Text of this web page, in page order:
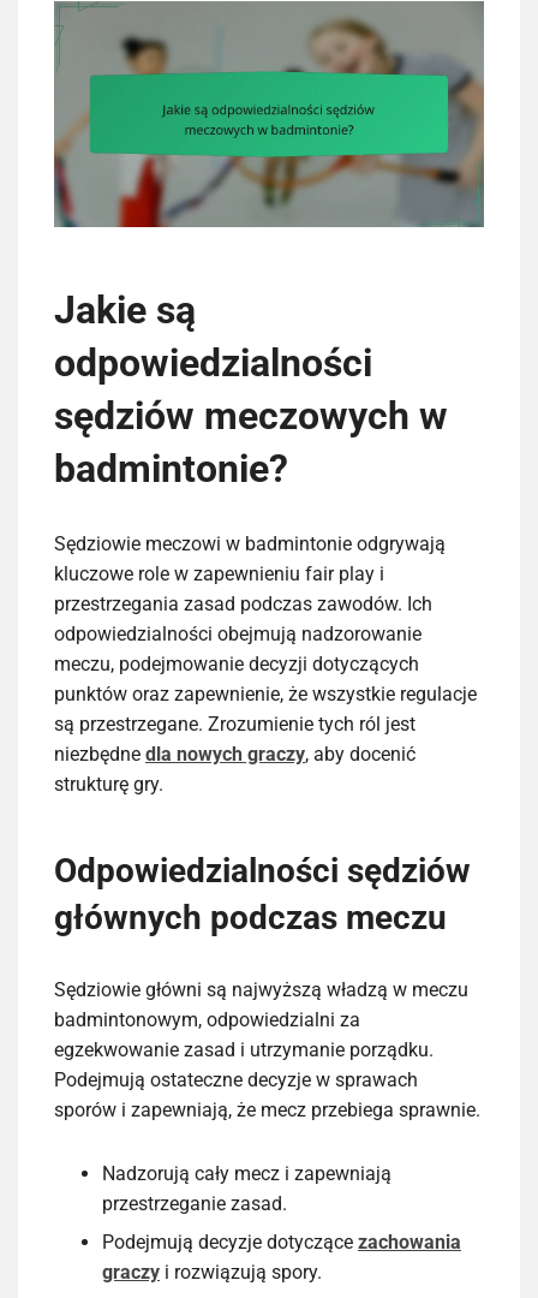
Jakie są
odpowiedzialności
sędziów meczowych w
badmintonie?
Sędziowie meczowi w badmintonie odgrywają
kluczowe role w zapewnieniu fair play i
przestrzegania zasad podczas zawodów. Ich
odpowiedzialności obejmują nadzorowanie
meczu, podejmowanie decyzji dotyczących
punktów oraz zapewnienie, że wszystkie regulacje
są przestrzegane. Zrozumienie tych ról jest
niezbędne dla nowych graczy, aby docenić
strukturę gry.
Odpowiedzialności sędziów
głównych podczas meczu
Sędziowie główni są najwyższą władzą w meczu
badmintonowym, odpowiedzialni za
egzekwowanie zasad i utrzymanie porządku.
Podejmują ostateczne decyzje w sprawach
sporów i zapewniają, że mecz przebiega sprawnie.
Nadzorują cały mecz i zapewniają
przestrzeganie zasad.
Podejmują decyzje dotyczące zachowania
graczy i rozwiązują spory.